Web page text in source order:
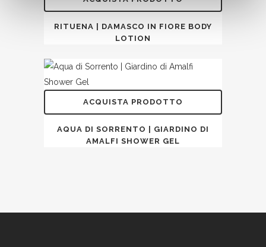
RITUENA | DAMASCO IN FIORE BODY
LOTION
ACQUISTA PRODOTTO
AQUA DI SORRENTO | GIARDINO DI
AMALFI SHOWER GEL